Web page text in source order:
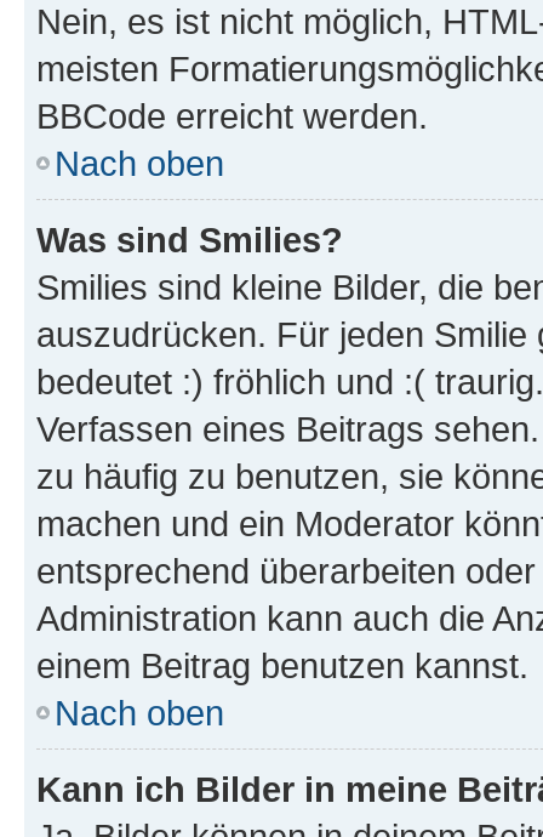
Nein, es ist nicht möglich,
meisten
BBCode erreicht werden.
Nach oben
Was sind Smilies?
Smilies sind kleine Bilder, die
auszudrücken. Für jeden
bedeutet :) fröhlich und :(
Verfassen eines Beitrags
zu häufig zu benutzen, sie
machen und ein Moderator
entsprechend überarbeiten
Administration kann auch die
einem Beitrag benutzen kannst.
Nach oben
Kann ich Bilder in meine